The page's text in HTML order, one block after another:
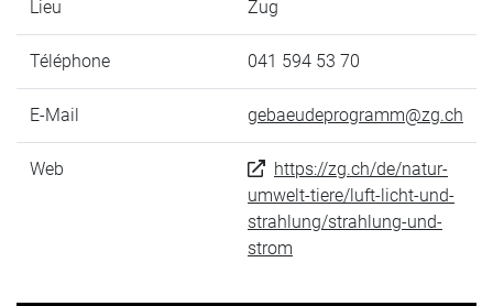
Lieu Zug
Téléphone 041 594 53 70
E-Mail gebaeudeprogramm@zg.ch
Web
https://zg.ch/de/natur-
umwelt-tiere/luft-licht-und-
strahlung/strahlung-und-
strom